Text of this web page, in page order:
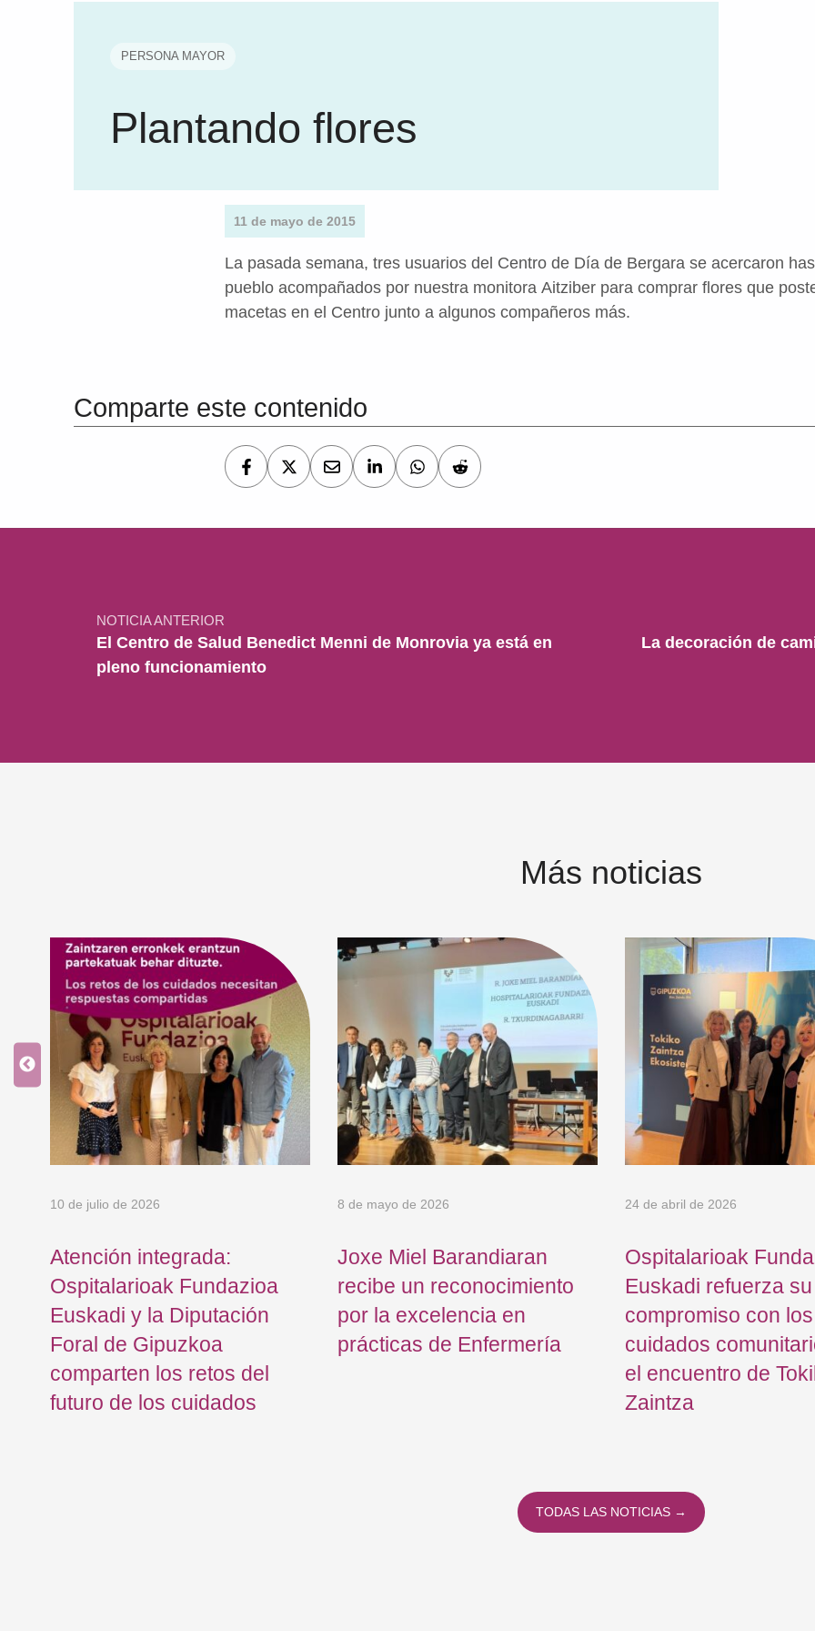
PERSONA MAYOR
Plantando flores
11 de mayo de 2015
La pasada semana, tres usuarios del Centro de Día de Bergara se acercaron
pueblo acompañados por nuestra monitora Aitziber para comprar flores que
macetas en el Centro junto a algunos compañeros más.
Comparte este contenido
NOTICIA ANTERIOR
El Centro de Salud Benedict Menni de Monrovia ya está en
pleno funcionamiento
La decoración de
Más noticias
10 de julio de 2026
Atención integrada:
Ospitalarioak Fundazioa
Euskadi y la Diputación
Foral de Gipuzkoa
comparten los retos del
futuro de los cuidados
8 de mayo de 2026
Joxe Miel Barandiaran
recibe un reconocimiento
por la excelencia en
prácticas de Enfermería
24 de abril de 2026
Ospitalarioak
Euskadi refuerza su
compromiso con los
cuidados
el encuentro de
Zaintza
TODAS LAS NOTICIAS →